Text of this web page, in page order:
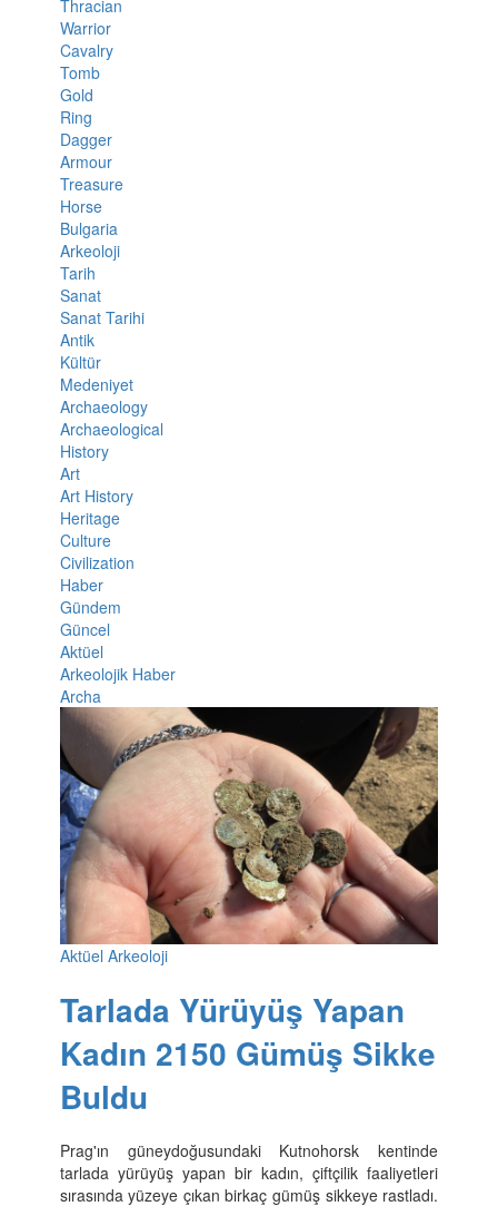
Thracian
Warrior
Cavalry
Tomb
Gold
Ring
Dagger
Armour
Treasure
Horse
Bulgaria
Arkeoloji
Tarih
Sanat
Sanat Tarihi
Antik
Kültür
Medeniyet
Archaeology
Archaeological
History
Art
Art History
Heritage
Culture
Civilization
Haber
Gündem
Güncel
Aktüel
Arkeolojik Haber
Archa
Aktüel Arkeoloji
Tarlada Yürüyüş Yapan
Kadın 2150 Gümüş Sikke
Buldu
Prag'ın güneydoğusundaki Kutnohorsk kentinde
tarlada yürüyüş yapan bir kadın, çiftçilik faaliyetleri
sırasında yüzeye çıkan birkaç gümüş sikkeye rastladı.